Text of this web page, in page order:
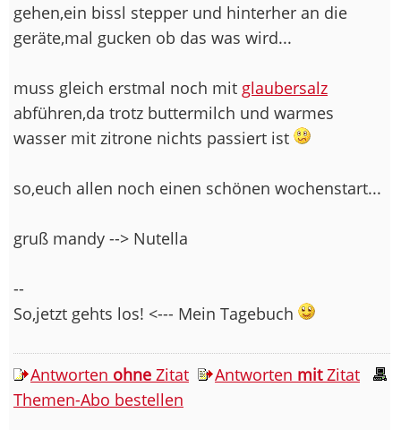
gehen,ein bissl stepper und hinterher an die
geräte,mal gucken ob das was wird...
muss gleich erstmal noch mit glaubersalz
abführen,da trotz buttermilch und warmes
wasser mit zitrone nichts passiert ist
so,euch allen noch einen schönen wochenstart...
gruß mandy --> Nutella
--
So,jetzt gehts los! <--- Mein Tagebuch
Antworten ohne Zitat Antworten mitZitat
Themen-Abo bestellen